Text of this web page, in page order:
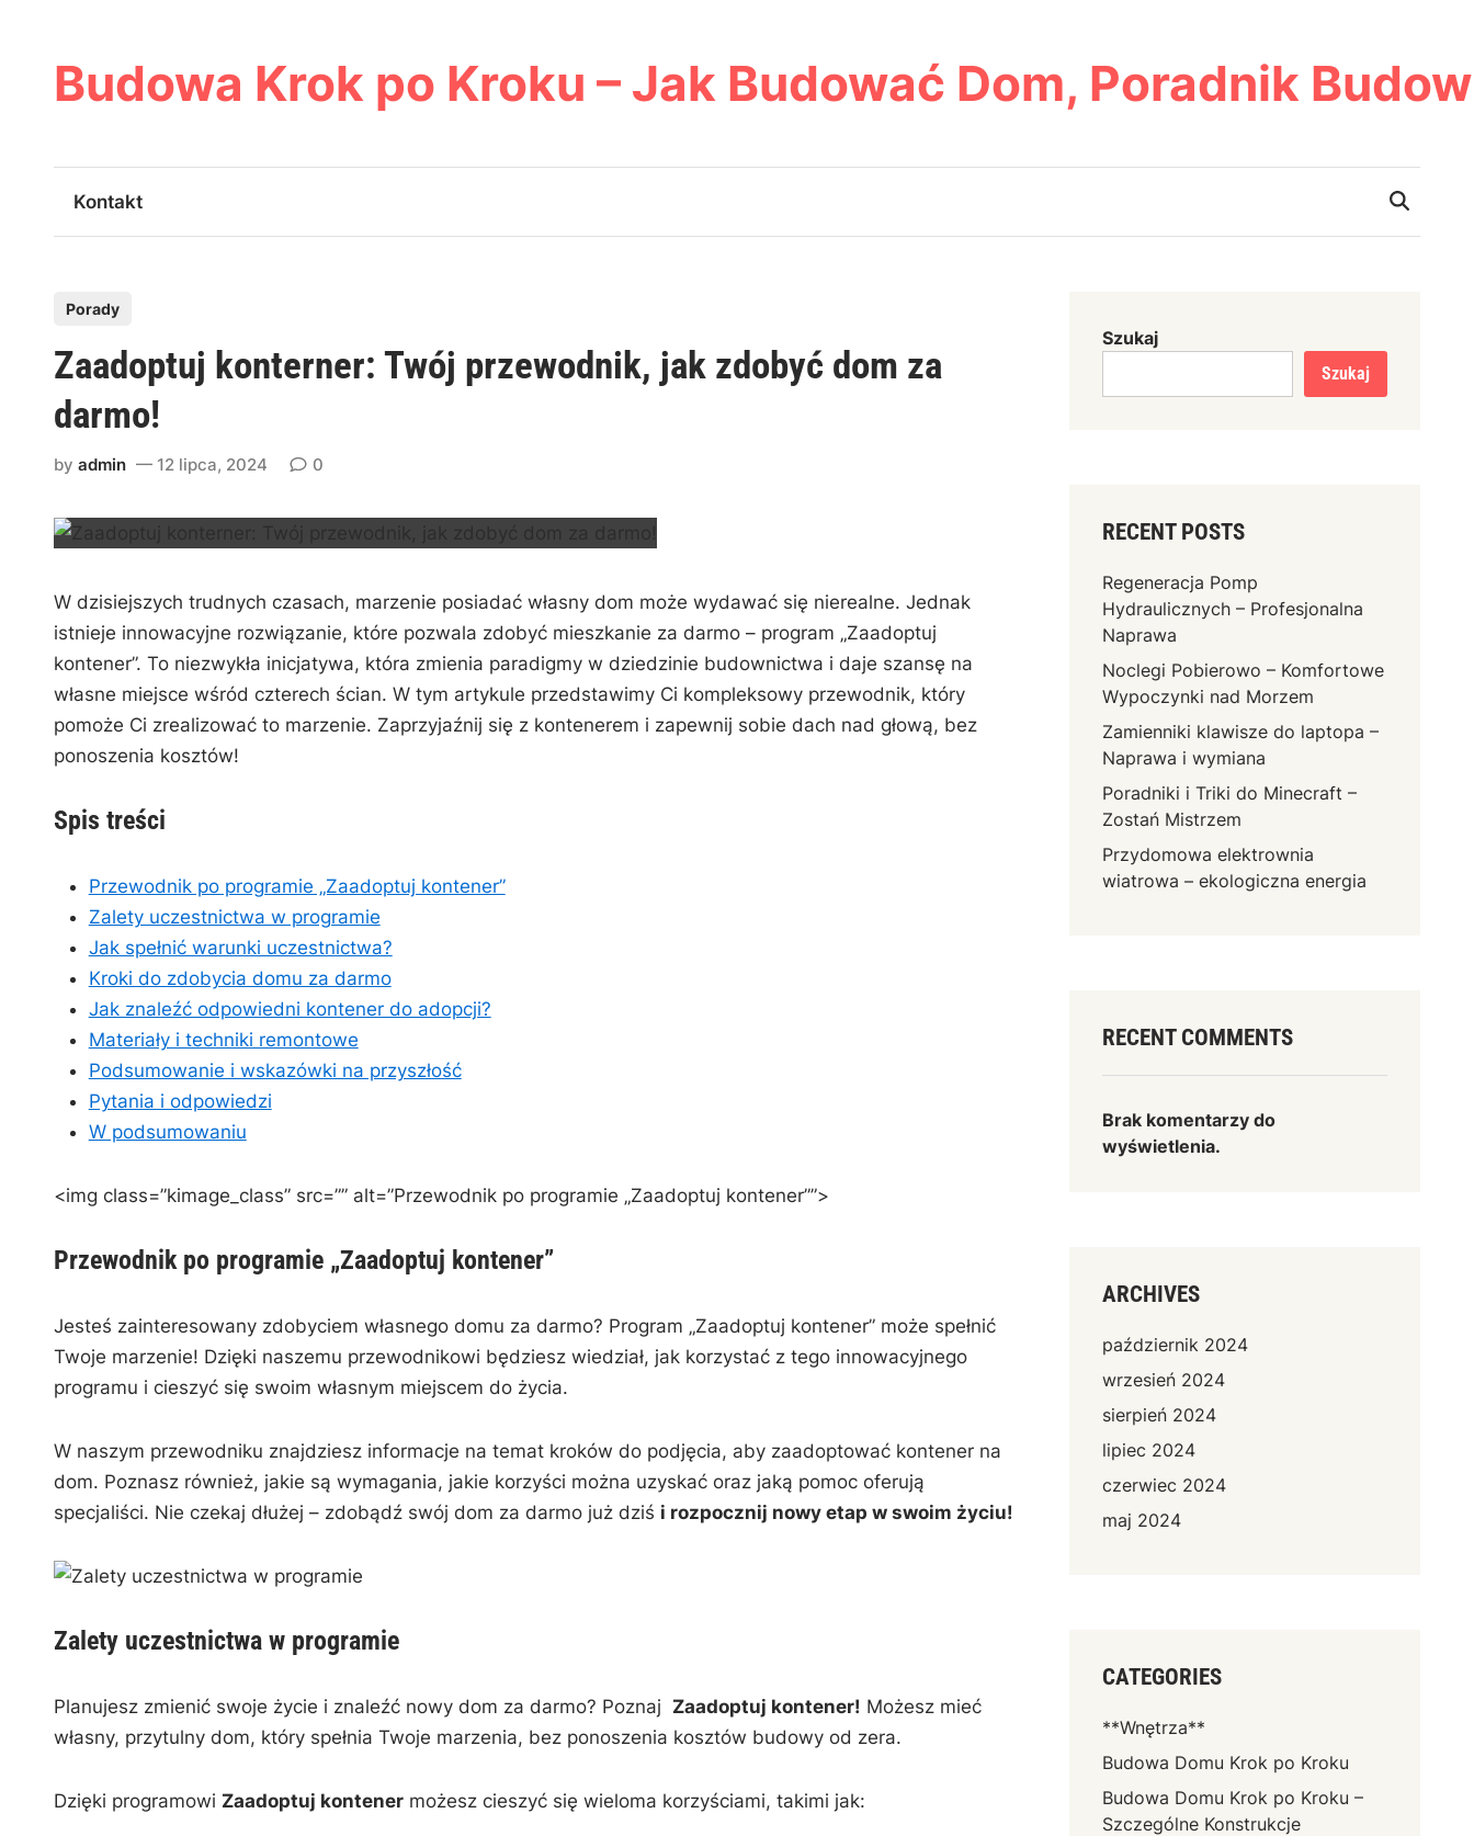
contentBudowa Krok po Kroku – Jak Budować Dom, Poradnik
Kontakt
s
e
d
n
Porady
Zaadoptuj konterner: Twój przewodnik, jak zdobyć dom za
darmo!
by admin 12 lipca, 2024 0
W dzisiejszych ​trudnych czasach, marzenie ⁤posiadać własny dom może wydawać ‌się nierealne. Jednak
istnieje innowacyjne‌ rozwiązanie, które pozwala zdobyć ‍mieszkanie za darmo – program „Zaadoptuj
kontener”. To niezwykła inicjatywa, która zmienia paradigmy⁤ w dziedzinie budownictwa i daje szansę na
własne miejsce wśród czterech ścian.‍ W tym artykule przedstawimy Ci kompleksowy przewodnik, który
pomoże Ci zrealizować to marzenie. Zaprzyjaźnij ‍się z kontenerem i zapewnij sobie dach ⁣nad⁣ głową, bez
ponoszenia kosztów!
Spis treści
Przewodnik po programie „Zaadoptuj kontener”
Zalety uczestnictwa w programie
Jak spełnić warunki uczestnictwa?
Kroki do‌ zdobycia domu za darmo
Jak znaleźć odpowiedni kontener⁣ do⁢ adopcji?
Materiały⁢ i techniki remontowe
Podsumowanie i wskazówki⁤ na przyszłość
Pytania i⁤ odpowiedzi
W​ podsumowaniu
<img class=”kimage_class” src=”” alt=”Przewodnik po ‍programie „Zaadoptuj kontener””>
Przewodnik po programie „Zaadoptuj ​kontener”
Jesteś zainteresowany zdobyciem własnego domu za darmo? Program „Zaadoptuj kontener” może‍ spełnić
Twoje marzenie! Dzięki naszemu⁤ przewodnikowi będziesz wiedział, jak ‌korzystać z tego innowacyjnego
programu i cieszyć się swoim własnym miejscem do życia.
W naszym przewodniku znajdziesz informacje na temat⁤ kroków do ‍podjęcia, aby zaadoptować kontener na
dom. ⁤Poznasz​ również,⁤ jakie są wymagania, jakie korzyści ⁤można ‌uzyskać oraz⁢ jaką pomoc‍ oferują
specjaliści. Nie⁣ czekaj dłużej⁤ – zdobądź swój ‌dom za‌ darmo już dziś i rozpocznij nowy etap w swoim życiu!
Zalety uczestnictwa w programie
Planujesz zmienić swoje życie i znaleźć nowy dom za darmo?⁢ Poznaj⁤ ⁢ Zaadoptuj kontener! Możesz mieć
własny, przytulny dom, który spełnia Twoje ⁢marzenia, bez ponoszenia kosztów ‌budowy od zera.
Dzięki programowi Zaadoptuj kontenermożesz cieszyć się wieloma korzyściami,‍ takimi jak:
Szukaj
Szukaj
RECENT POSTS
Regeneracja Pomp
Hydraulicznych – Profesjonalna
Naprawa
Noclegi Pobierowo – Komfortowe
Wypoczynki nad Morzem
Zamienniki klawisze do laptopa –
Naprawa i wymiana
Poradniki i Triki do Minecraft –
Zostań Mistrzem
Przydomowa elektrownia
wiatrowa – ekologiczna energia
RECENT COMMENTS
Brak komentarzy do
wyświetlenia.
ARCHIVES
październik 2024
wrzesień 2024
sierpień 2024
lipiec 2024
czerwiec 2024
maj 2024
CATEGORIES
**Wnętrza**
Budowa Domu Krok po Kroku
Budowa Domu Krok po Kroku –
Szczególne Konstrukcje